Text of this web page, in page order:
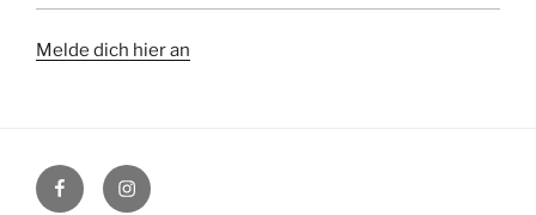
Melde dich hier an
FacebookInstagram